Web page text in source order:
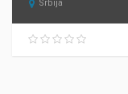
Srbija